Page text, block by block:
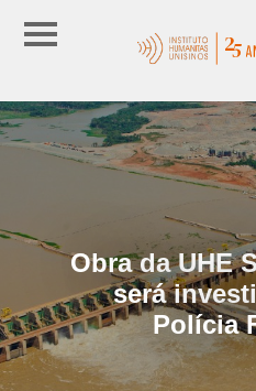
Obra da UHE
será
Polícia